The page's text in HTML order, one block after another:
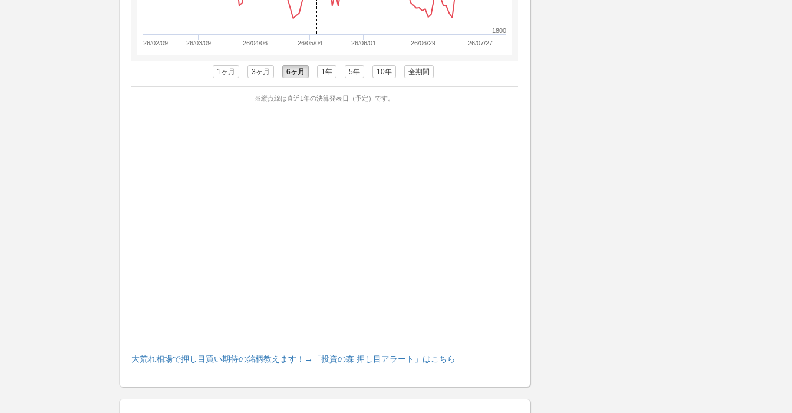
26/02/09 26/03/09 26/04/06 26/05/04 26/06/01 26/06/29 26/07/27
1800
1ヶ月 3ヶ月 6ヶ月 1年 5年 10年 全期間
※縦点線は直近1年の決算発表日（予定）です。
大荒れ相場で押し目買い期待の銘柄教えます！ →「投資の森 押し目アラート」はこちら